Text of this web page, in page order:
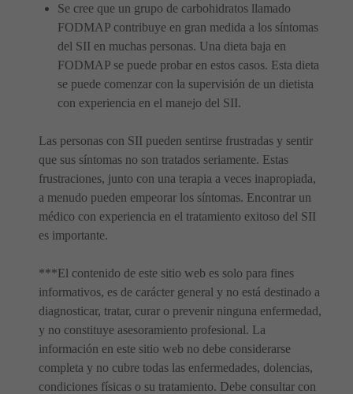
Se cree que un grupo de carbohidratos llamado
FODMAP contribuye en gran medida a los síntomas
del SII en muchas personas. Una dieta baja en
FODMAP se puede probar en estos casos. Esta dieta
se puede comenzar con la supervisión de un dietista
con experiencia en el manejo del SII.
Las personas con SII pueden sentirse frustradas y sentir
que sus síntomas no son tratados seriamente. Estas
frustraciones, junto con una terapia a veces inapropiada,
a menudo pueden empeorar los síntomas. Encontrar un
médico con experiencia en el tratamiento exitoso del SII
es importante.
***El contenido de este sitio web es solo para fines
informativos, es de carácter general y no está destinado a
diagnosticar, tratar, curar o prevenir ninguna enfermedad,
y no constituye asesoramiento profesional. La
información en este sitio web no debe considerarse
completa y no cubre todas las enfermedades, dolencias,
condiciones físicas o su tratamiento. Debe consultar con